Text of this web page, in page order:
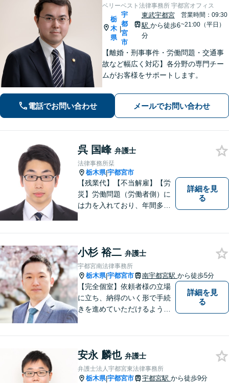
ベリーベスト法律事務所 宇都宮オフィス
栃
木
県
|
宇
都
宮
市
東武宇都宮
駅 から徒歩6
分
営業時間：09:30
~21:00（平日）
【離婚・刑事事件・労働問題・交通事
故など幅広く対応】各分野の専門チー
ムがお客様をサポートします。
電話でお問い合わせ メールでお問い合わせ
呉 国峰 弁護士
法律事務所栞
栃木県|宇都宮市
【残業代】【不当解雇】【労
災】労働問題（労働者側）に
は力を入れており、年間多数
弁護士団体）に所属していま
す。
詳細を見
る
小杉 裕二 弁護士
宇都宮南法律事務所
栃木県|宇都宮市 南宇都宮駅 から徒歩5分
【完全個室】依頼者様の立場
に立ち、納得のいく形で手続
きを進めていただけるよう、
識し、常に誠実で真摯な対応
を心掛けています。【南宇都
宮駅5分】
詳細を見
る
安永 麟也 弁護士
弁護士法人宇都宮東法律事務所
栃木県|宇都宮市 宇都宮駅 から徒歩9分